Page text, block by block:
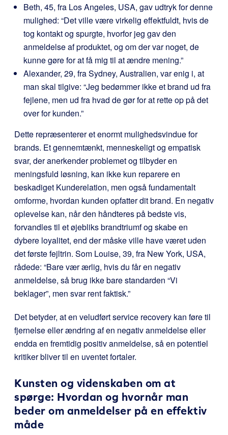
Beth, 45, fra Los Angeles, USA, gav udtryk for denne
mulighed: “Det ville være virkelig effektfuldt, hvis de
tog kontakt og spurgte, hvorfor jeg gav den
anmeldelse af produktet, og om der var noget, de
kunne gøre for at få mig til at ændre mening.”
Alexander, 29, fra Sydney, Australien, var enig i, at
man skal tilgive: “Jeg bedømmer ikke et brand ud fra
fejlene, men ud fra hvad de gør for at rette op på det
over for kunden.”
Dette repræsenterer et enormt mulighedsvindue for
brands. Et gennemtænkt, menneskeligt og empatisk
svar, der anerkender problemet og tilbyder en
meningsfuld løsning, kan ikke kun reparere en
beskadiget Kunderelation, men også fundamentalt
omforme, hvordan kunden opfatter dit brand. En negativ
oplevelse kan, når den håndteres på bedste vis,
forvandles til et øjebliks brandtriumf og skabe en
dybere loyalitet, end der måske ville have været uden
det første fejltrin. Som Louise, 39, fra New York, USA,
rådede: “Bare vær ærlig, hvis du får en negativ
anmeldelse, så brug ikke bare standarden “Vi
beklager”, men svar rent faktisk.”
Det betyder, at en veludført service recovery kan føre til
fjernelse eller ændring af en negativ anmeldelse eller
endda en fremtidig positiv anmeldelse, så en potentiel
kritiker bliver til en uventet fortaler.
Kunsten og videnskaben om at
spørge: Hvordan og hvornår man
beder om anmeldelser på en effektiv
måde